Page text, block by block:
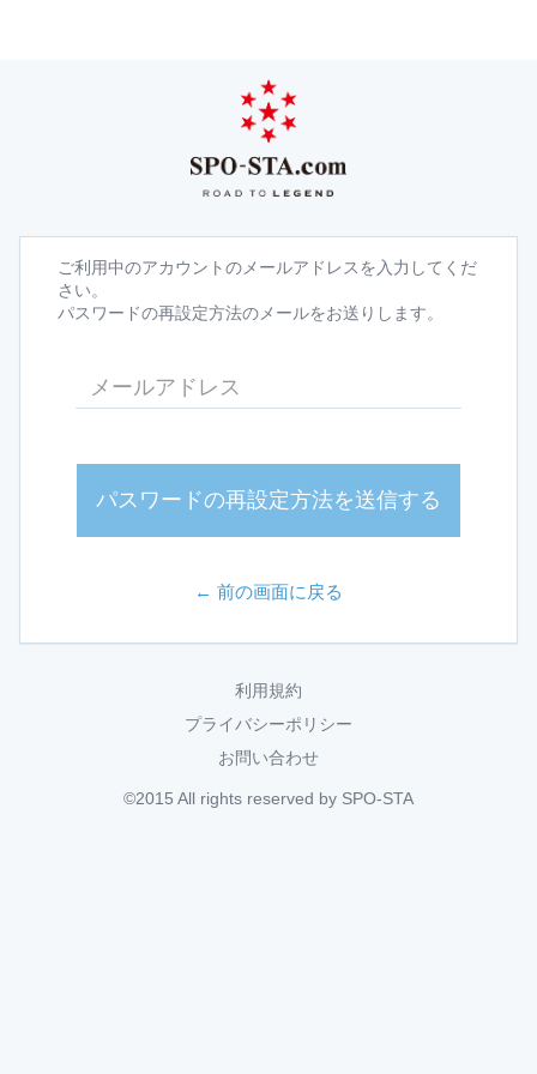
ご利用中のアカウントのメールアドレスを入力してくだ
さい。
パスワードの再設定方法のメールをお送りします。
パスワードの再設定方法を送信する
← 前の画面に戻る
利用規約
プライバシーポリシー
お問い合わせ
©2015 All rights reserved by SPO-STA